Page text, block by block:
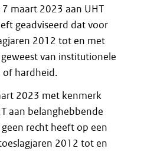
maart 2023 aan UHT
geadviseerd dat voor
2012 tot en met
van institutionele
hardheid.
2023 met kenmerk
aan belanghebbende
recht heeft op een
2012 tot en